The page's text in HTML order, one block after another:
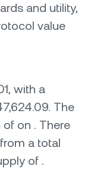
and utility,
value
with a
The
on . There
a total
of .